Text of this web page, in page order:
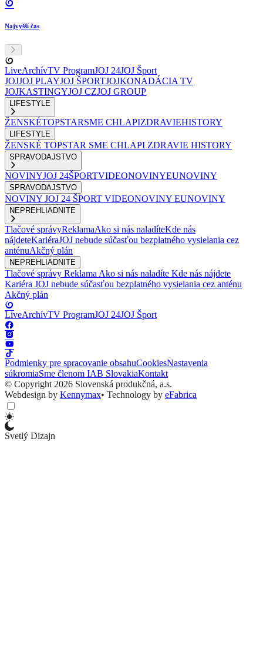
Najvyšší čas
LiveArchívTV ProgramJOJ 24JOJ Šport
JOJJOJ PLAYJOJ ŠPORTJOJKONADÁCIA TV
JOJKASTINGYJOJ CZJOJ GROUP
LIFESTYLE
ŽENSKÉTOPSTARSME CHLAPIZDRAVIEHISTORY
LIFESTYLE
ŽENSKÉ TOPSTAR SME CHLAPI ZDRAVIE HISTORY
SPRAVODAJSTVO
NOVINYJOJ 24ŠPORTVIDEONOVINYEUNOVINY
SPRAVODAJSTVO
NOVINY JOJ 24 ŠPORT VIDEONOVINY EUNOVINY
NEPREHLIADNITE
Tlačové správyReklamaAko si nás naladíteKde nás
nájdeteKariéraJOJ nebude súčasťou bezplatného vysielania cez
anténuAkčný plán
NEPREHLIADNITE
Tlačové správy Reklama Ako si nás naladíte Kde nás nájdete
Kariéra JOJ nebude súčasťou bezplatného vysielania cez anténu
Akčný plán
LiveArchívTV ProgramJOJ 24JOJ Šport
Podmienky pre spracovanie obsahuCookiesNastavenia
súkromiaSme členom IAB SlovakiaKontakt
© Copyright 2026 Slovenská produkčná, a.s.
Webdesign by Kennymax• Technology by eFabrica
Svetlý Dizajn